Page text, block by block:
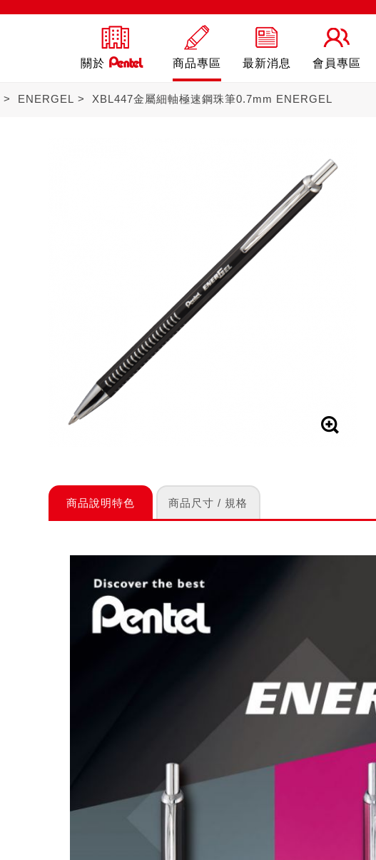
關於 商品專區
自動鉛筆
最新消息 會員專區
ENERGEL XBL447金屬細軸極速鋼珠筆0.7mm ENERGEL
商品說明特色 商品尺寸 / 規格